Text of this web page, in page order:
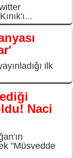
ilk
Naci
"Müsvedde